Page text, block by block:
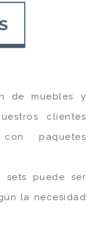
de muebles y
clientes
paquetes
sets puede ser
la necesidad